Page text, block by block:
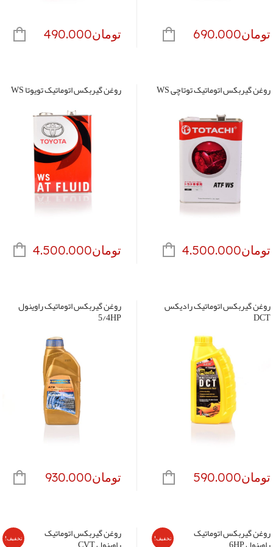
انتخاب
تومان690.000 تومان490.000
روغن گیربکس اتوماتیک توتاچی WS
تومان4.500.000
روغن گیربکس اتوماتیک تویوتا WS
تومان4.500.000
روغن گیربکس اتوماتیک رادیکس
DCT
تومان590.000
روغن گیربکس اتوماتیک راوینول
5/4HP
تومان930.000
تخفیف! روغن گیربکس اتوماتیک تخفیف! روغن گیربکس اتوماتیک